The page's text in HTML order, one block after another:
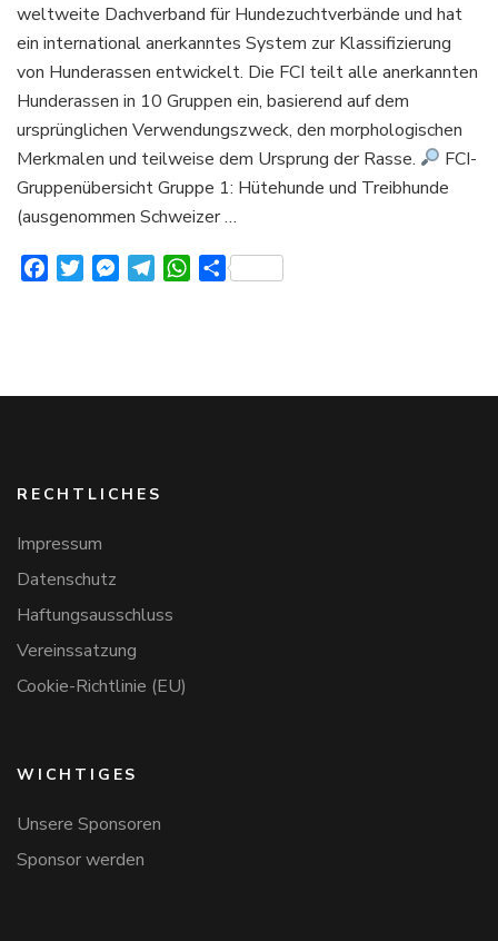
weltweite Dachverband für Hundezuchtverbände und hat
ein international anerkanntes System zur Klassifizierung
von Hunderassen entwickelt. Die FCI teilt alle anerkannten
Hunderassen in 10 Gruppen ein, basierend auf dem
ursprünglichen Verwendungszweck, den morphologischen
Merkmalen und teilweise dem Ursprung der Rasse.
FCI-
Gruppenübersicht Gruppe 1: Hütehunde und Treibhunde
(ausgenommen Schweizer …
FacebookTwitterMessenger
TelegramWhatsApp
Teilen
RECHTLICHES
Impressum
Datenschutz
Haftungsausschluss
Vereinssatzung
Cookie-Richtlinie (EU)
WICHTIGES
Unsere Sponsoren
Sponsor werden